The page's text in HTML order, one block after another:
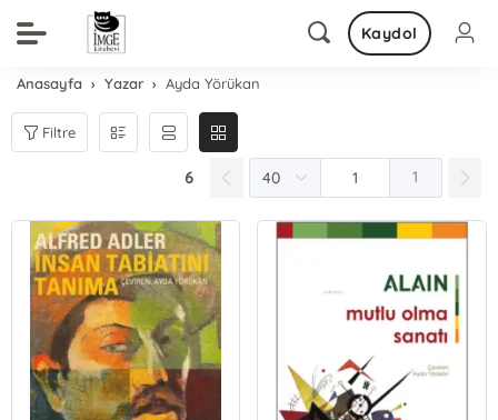
Kaydol
Anasayfa Yazar Ayda Yörükan
Filtre
6 1